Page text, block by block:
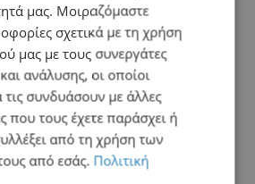
μας. Μοιραζόμαστε
σχετικά με τη χρήση
μας με τους συνεργάτες
ανάλυσης, οι οποίοι
τις συνδυάσουν με άλλες
που τους έχετε παράσχει ή
από τη χρήση των
από εσάς. Πολιτική